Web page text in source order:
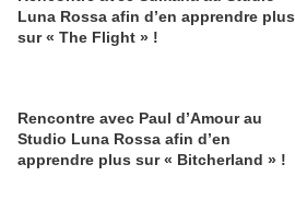
Luna Rossa afin d’en apprendre plus
sur « The Flight » !
Rencontre avec Paul d’Amour au
Studio Luna Rossa afin d’en
apprendre plus sur « Bitcherland » !